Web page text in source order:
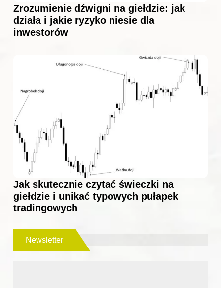
Zrozumienie dźwigni na giełdzie: jak
działa i jakie ryzyko niesie dla
inwestorów
Jak skutecznie czytać świeczki na
giełdzie i unikać typowych pułapek
tradingowych
Newsletter